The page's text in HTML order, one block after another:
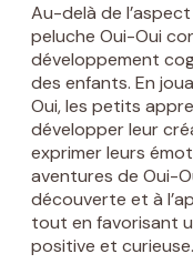
Au-delà de
peluche Oui-Oui
développement
des enfants. En
Oui, les petits
développer leur
exprimer leurs
aventures de Oui-
découverte et à
tout en favorisant
positive et curieuse.